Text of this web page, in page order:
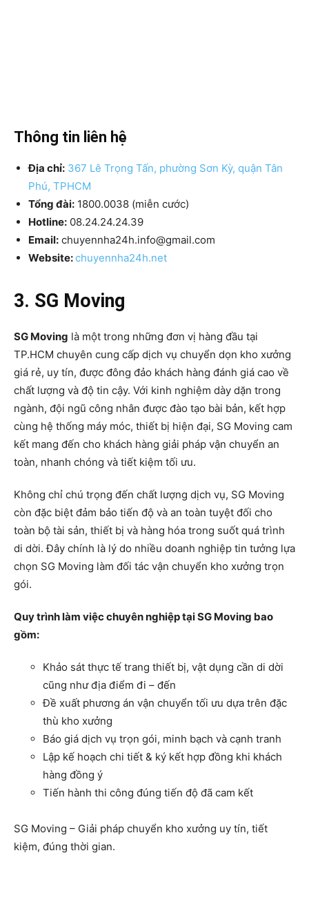
Thông tin liên hệ
Địa chỉ: 367 Lê Trọng Tấn, phường Sơn Kỳ, quận Tân
Phú, TPHCM
Tổng đài: 1800.0038 (miễn cước)
Hotline: 08.24.24.24.39
Email: chuyennha24h.info@gmail.com
Website:chuyennha24h.net
3. SG Moving
SG Moving là một trong những đơn vị hàng đầu tại
TP.HCM chuyên cung cấp dịch vụ chuyển dọn kho xưởng
giá rẻ, uy tín, được đông đảo khách hàng đánh giá cao về
chất lượng và độ tin cậy. Với kinh nghiệm dày dặn trong
ngành, đội ngũ công nhân được đào tạo bài bản, kết hợp
cùng hệ thống máy móc, thiết bị hiện đại, SG Moving cam
kết mang đến cho khách hàng giải pháp vận chuyển an
toàn, nhanh chóng và tiết kiệm tối ưu.
Không chỉ chú trọng đến chất lượng dịch vụ, SG Moving
còn đặc biệt đảm bảo tiến độ và an toàn tuyệt đối cho
toàn bộ tài sản, thiết bị và hàng hóa trong suốt quá trình
di dời. Đây chính là lý do nhiều doanh nghiệp tin tưởng lựa
chọn SG Moving làm đối tác vận chuyển kho xưởng trọn
gói.
Quy trình làm việc chuyên nghiệp tại SG Moving bao
gồm:
Khảo sát thực tế trang thiết bị, vật dụng cần di dời
cũng như địa điểm đi – đến
Đề xuất phương án vận chuyển tối ưu dựa trên đặc
thù kho xưởng
Báo giá dịch vụ trọn gói, minh bạch và cạnh tranh
Lập kế hoạch chi tiết & ký kết hợp đồng khi khách
hàng đồng ý
Tiến hành thi công đúng tiến độ đã cam kết
SG Moving – Giải pháp chuyển kho xưởng uy tín, tiết
kiệm, đúng thời gian.